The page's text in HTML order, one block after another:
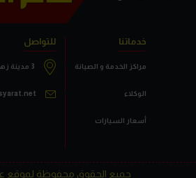
خدماتنا
مراكز الخدمة و الصيانة
الوكلاء
أسعار السيارات
للتواصل
3 مدينة زهور المعادي.. القاهرة
جميع الحقوق محفوظة لموقع